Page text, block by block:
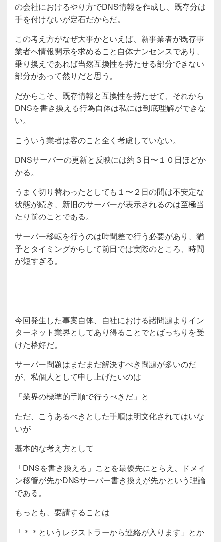
の会社におけるやり方でDNS情報を作成し、既存分は
手を付けないが定石だからだ。
この考え方がなぜ大事かといえば、新事業者が既存事
業者へ情報開示を求めること自体ナンセンスであり、
乗り換えであれば当然互換性を持たせる部分できない
部分があって然りだと思う。
だからこそ、既存情報と互換性を持たせて、それから
DNSを書き換える行為自体は私には到底理解ができな
い。
こういう業者は客のこと全く考慮していない。
DNSサーバーの更新と反映には約３日〜１０日ほどか
かる。
うまく切り替わったとしても１〜２日の間は不安定な
状態が続き、新旧のサーバーが表示されるのは至極当
たり前のことである。
サーバー移転を行うのは時間差で行う必要があり、猶
予とタイミングからして前日では実際のところ、時間
が短すぎる。
今回発生した事案自体、自社における諸問題よりイン
ターネット業界としてあり得ることでとばっちりを受
けた格好だ。
サーバー問題はまだまだ解決すべき問題が多いのだ
が、私個人として申し上げたいのは
「業界の標準的手順で行うべきだ」と
ただ、こうあるべきとした手順は明文化されてはいな
いが
基本的な考え方として
「DNSを書き換える」ことを最優先にとらえ、ドメイ
ン移管が先かDNSサーバー書き換えが先かという理論
である。
もっとも、要請することは
「＊＊というレジストラーから連絡が入ります」とか